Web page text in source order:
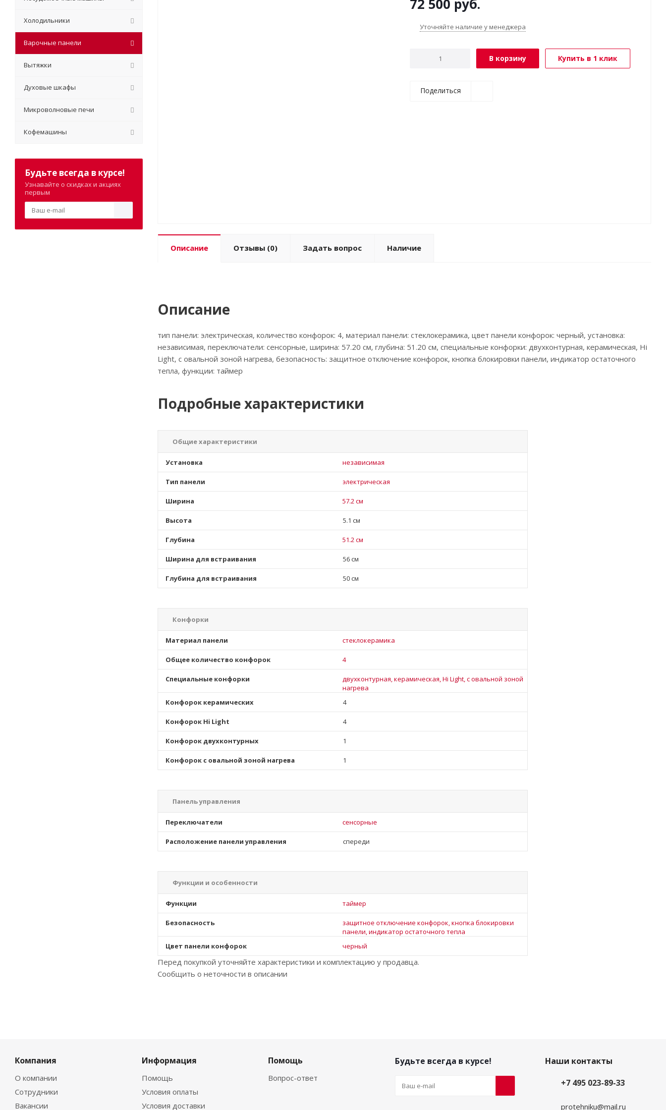
72 500 руб.
Уточняйте наличие у менеджера
В корзину Купить в 1 клик
Поделиться
Описание Отзывы (0) Задать вопрос Наличие
Описание
тип панели: электрическая, количество конфорок: 4, материал панели: стеклокерамика, цвет панели конфорок: черный, установка:
независимая, переключатели: сенсорные, ширина: 57.20 см, глубина: 51.20 см, специальные конфорки: двухконтурная, керамическая, Hi
Light, с овальной зоной нагрева, безопасность: защитное отключение конфорок, кнопка блокировки панели, индикатор остаточного
тепла, функции: таймер
Подробные характеристики
Общие характеристики
Установка независимая
Тип панели электрическая
Ширина 57.2 см
Высота 5.1 см
Глубина 51.2 см
Ширина для встраивания 56 см
Глубина для встраивания 50 см
Конфорки
Материал панели стеклокерамика
Общее количество конфорок 4
Специальные конфорки
двухконтурная, керамическая, Hi Light, с овальной зоной
нагрева
Конфорок керамических
4
Конфорок Hi Light 4
Конфорок двухконтурных 1
Конфорок с овальной зоной нагрева 1
Панель управления
Переключатели сенсорные
Расположение панели управления спереди
Функции и особенности
Функции таймер
Безопасность
защитное отключение конфорок, кнопка блокировки
панели, индикатор остаточного тепла
Цвет панели конфорок
черный
Перед покупкой уточняйте характеристики и комплектацию у продавца.
Сообщить о неточности в описании
Холодильники
Варочные панели
Вытяжки
Духовые шкафы
Микроволновые печи
Кофемашины
Будьте всегда в курсе!
Узнавайте о скидках и акциях
первым
Компания
О компании
Сотрудники
Вакансии
Информация
Помощь
Условия оплаты
Условия доставки
Помощь
Вопрос-ответ
Будьте всегда в курсе!
Наши контакты
+7 495 023-89-33
protehniku@mail.ru